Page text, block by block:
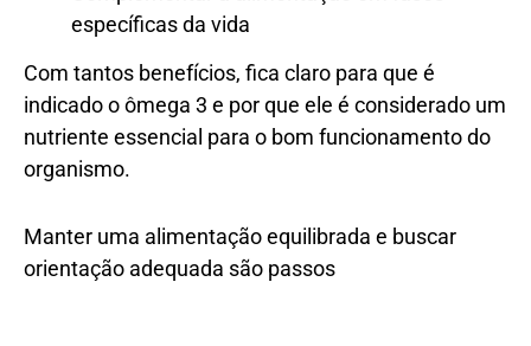
específicas da vida
Com tantos benefícios, fica claro para que é
indicado o ômega 3 e por que ele é considerado um
nutriente essencial para o bom funcionamento do
organismo.
Manter uma alimentação equilibrada e buscar
orientação adequada são passos